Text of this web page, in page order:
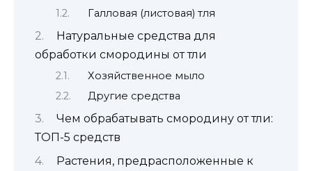
Галловая (листовая) тля
Натуральные средства для
обработки смородины от тли
Хозяйственное мыло
Другие средства
Чем обрабатывать смородину от тли:
ТОП-5 средств
Растения, предрасположенные к